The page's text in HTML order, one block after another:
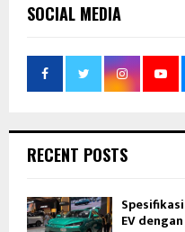
SOCIAL MEDIA
RECENT POSTS
EV